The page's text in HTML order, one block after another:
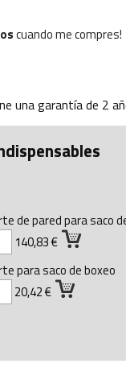
cuando me compres!
una garantía de 2
de pared para saco
140,83 €
para saco de boxeo
20,42 €